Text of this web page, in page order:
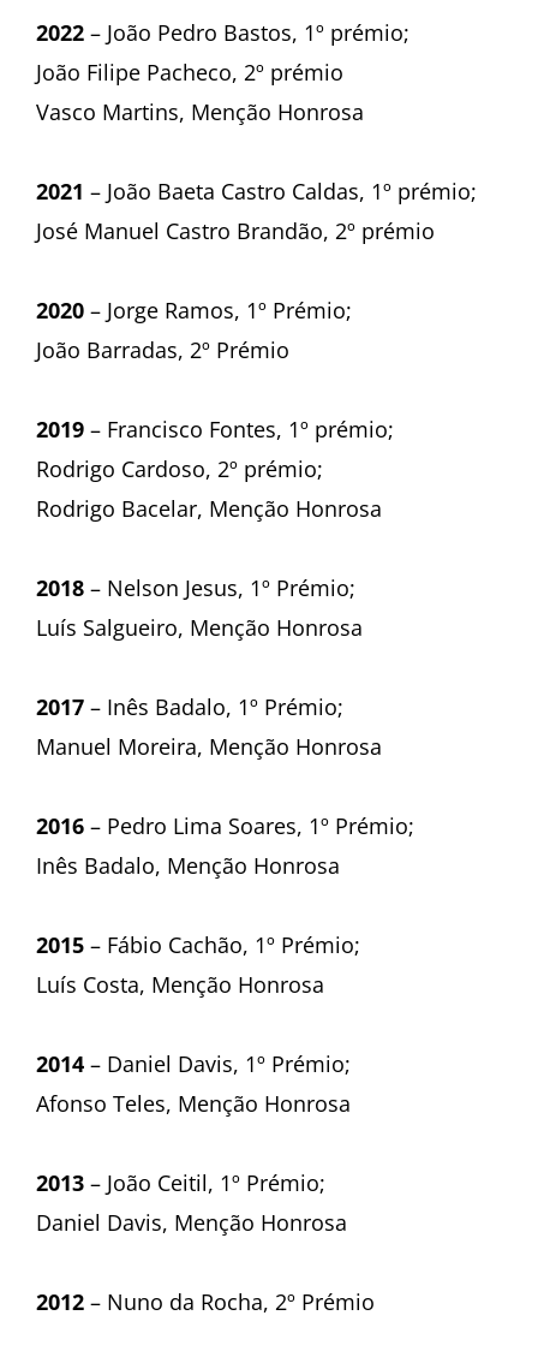
2022 – João Pedro Bastos, 1º prémio;
João Filipe Pacheco, 2º prémio
Vasco Martins, Menção Honrosa
2021 – João Baeta Castro Caldas, 1º prémio;
José Manuel Castro Brandão, 2º prémio
2020 – Jorge Ramos, 1º Prémio;
João Barradas, 2º Prémio
2019 – Francisco Fontes, 1º prémio;
Rodrigo Cardoso, 2º prémio;
Rodrigo Bacelar, Menção Honrosa
2018 – Nelson Jesus, 1º Prémio;
Luís Salgueiro, Menção Honrosa
2017 – Inês Badalo, 1º Prémio;
Manuel Moreira, Menção Honrosa
2016 – Pedro Lima Soares, 1º Prémio;
Inês Badalo, Menção Honrosa
2015 – Fábio Cachão, 1º Prémio;
Luís Costa, Menção Honrosa
2014 – Daniel Davis, 1º Prémio;
Afonso Teles, Menção Honrosa
2013 – João Ceitil, 1º Prémio;
Daniel Davis, Menção Honrosa
2012 – Nuno da Rocha, 2º Prémio